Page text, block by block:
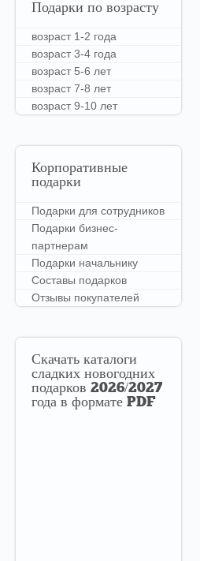
Подарки по возрасту
возраст 1-2 года
возраст 3-4 года
возраст 5-6 лет
возраст 7-8 лет
возраст 9-10 лет
Корпоративные
подарки
Подарки для сотрудников
Подарки бизнес-
партнерам
Подарки начальнику
Составы подарков
Отзывы покупателей
Скачать каталоги
сладких новогодних
подарков 2026/2027
года в формате PDF